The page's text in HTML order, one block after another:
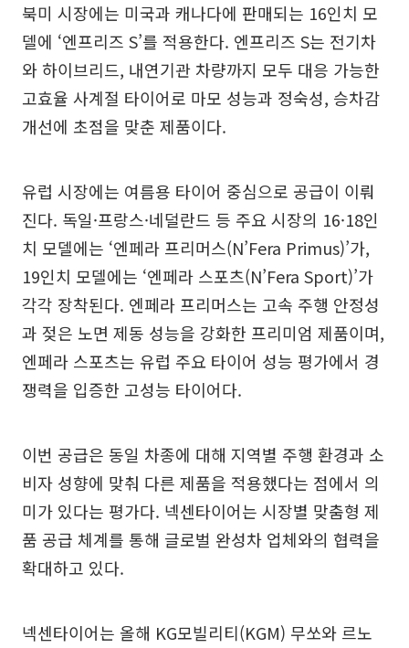
북미 시장에는 미국과 캐나다에 판매되는 16인치 모
델에 ‘엔프리즈 S’를 적용한다. 엔프리즈 S는 전기차
와 하이브리드, 내연기관 차량까지 모두 대응 가능한
고효율 사계절 타이어로 마모 성능과 정숙성, 승차감
개선에 초점을 맞춘 제품이다.
유럽 시장에는 여름용 타이어 중심으로 공급이 이뤄
진다. 독일·프랑스·네덜란드 등 주요 시장의 16·18인
치 모델에는 ‘엔페라 프리머스(N’Fera Primus)’가,
19인치 모델에는 ‘엔페라 스포츠(N’Fera Sport)’가
각각 장착된다. 엔페라 프리머스는 고속 주행 안정성
과 젖은 노면 제동 성능을 강화한 프리미엄 제품이며,
엔페라 스포츠는 유럽 주요 타이어 성능 평가에서 경
쟁력을 입증한 고성능 타이어다.
이번 공급은 동일 차종에 대해 지역별 주행 환경과 소
비자 성향에 맞춰 다른 제품을 적용했다는 점에서 의
미가 있다는 평가다. 넥센타이어는 시장별 맞춤형 제
품 공급 체계를 통해 글로벌 완성차 업체와의 협력을
확대하고 있다.
넥센타이어는 올해 KG모빌리티(KGM) 무쏘와 르노